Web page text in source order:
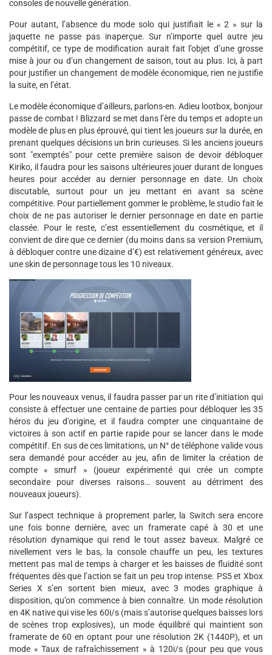
consoles de nouvelle génération.
Pour autant, l’absence du mode solo qui justifiait le « 2 » sur la
jaquette ne passe pas inaperçue. Sur n’importe quel autre jeu
compétitif, ce type de modification aurait fait l’objet d’une grosse
mise à jour ou d’un changement de saison, tout au plus. Ici, à part
pour justifier un changement de modèle économique, rien ne justifie
la suite, en l’état.
Le modèle économique d’ailleurs, parlons-en. Adieu lootbox, bonjour
passe de combat ! Blizzard se met dans l’ère du temps et adopte un
modèle de plus en plus éprouvé, qui tient les joueurs sur la durée, en
prenant quelques décisions un brin curieuses. Si les anciens joueurs
sont "exemptés" pour cette première saison de devoir débloquer
Kiriko, il faudra pour les saisons ultérieures jouer durant de longues
heures pour accéder au dernier personnage en date. Un choix
discutable, surtout pour un jeu mettant en avant sa scène
compétitive. Pour partiellement gommer le problème, le studio fait le
choix de ne pas autoriser le dernier personnage en date en partie
classée. Pour le reste, c’est essentiellement du cosmétique, et il
convient de dire que ce dernier (du moins dans sa version Premium,
à débloquer contre une dizaine d’€) est relativement généreux, avec
une skin de personnage tous les 10 niveaux.
Pour les nouveaux venus, il faudra passer par un rite d’initiation qui
consiste à effectuer une centaine de parties pour débloquer les 35
héros du jeu d’origine, et il faudra compter une cinquantaine de
victoires à son actif en partie rapide pour se lancer dans le mode
compétitif. En sus de ces limitations, un N° de téléphone valide vous
sera demandé pour accéder au jeu, afin de limiter la création de
compte « smurf » (joueur expérimenté qui crée un compte
secondaire pour diverses raisons… souvent au détriment des
nouveaux joueurs).
Sur l’aspect technique à proprement parler, la Switch sera encore
une fois bonne dernière, avec un framerate capé à 30 et une
résolution dynamique qui rend le tout assez baveux. Malgré ce
nivellement vers le bas, la console chauffe un peu, les textures
mettent pas mal de temps à charger et les baisses de fluidité sont
fréquentes dès que l’action se fait un peu trop intense. PS5 et Xbox
Series X s’en sortent bien mieux, avec 3 modes graphique à
disposition, qu’on commence à bien connaître. Un mode résolution
en 4K native qui vise les 60i/s (mais s’autorise quelques baisses lors
de scènes trop explosives), un mode équilibré qui maintient son
framerate de 60 en optant pour une résolution 2K (1440P), et un
mode « Taux de rafraîchissement » à 120i/s (pour peu que vous